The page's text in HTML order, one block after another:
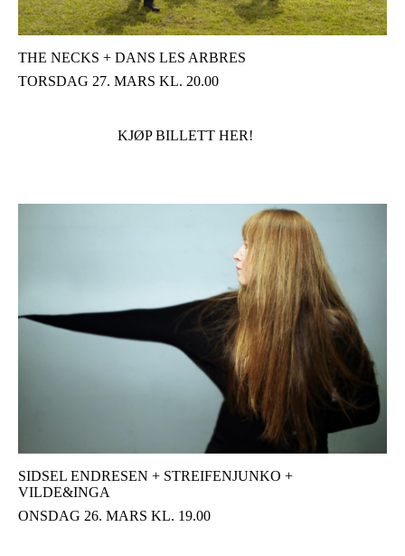
THE NECKS + DANS LES ARBRES
TORSDAG 27. MARS KL. 20.00
KJØP BILLETT HER!
SIDSEL ENDRESEN + STREIFENJUNKO +
VILDE&INGA
ONSDAG 26. MARS KL. 19.00